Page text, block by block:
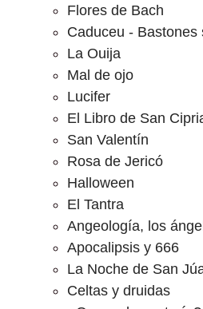
Flores de Bach
Caduceu - Bastones
La Ouija
Mal de ojo
Lucifer
El Libro de San
San Valentín
Rosa de Jericó
Halloween
El Tantra
Angeología, los
Apocalipsis y 666
La Noche de San
Celtas y druidas